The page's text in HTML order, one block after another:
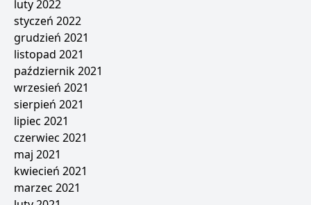
luty 2022
styczeń 2022
grudzień 2021
listopad 2021
październik 2021
wrzesień 2021
sierpień 2021
lipiec 2021
czerwiec 2021
maj 2021
kwiecień 2021
marzec 2021